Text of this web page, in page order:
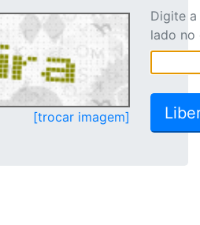
[trocar imagem]
Digite
lado no